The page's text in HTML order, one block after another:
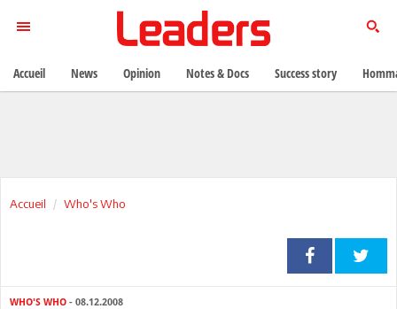
Accueil Who's Who
WHO'S WHO - 08.12.2008
Accueil News Opinion Notes & Docs Success story